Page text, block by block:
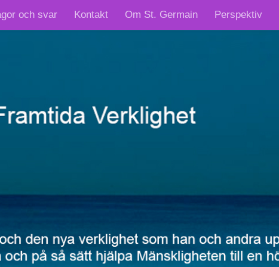
och svar Kontakt Om St. Germain Perspektiv